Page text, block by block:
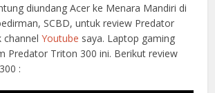
diundang Acer ke Menara Mandiri di
SCBD, untuk review Predator
channelYoutube saya. Laptop gaming
Predator Triton 300 ini. Berikut review
: